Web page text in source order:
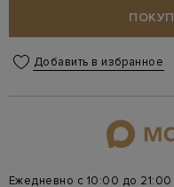
Добавить в избранное
Ежедневно с 10:00 до 21:00